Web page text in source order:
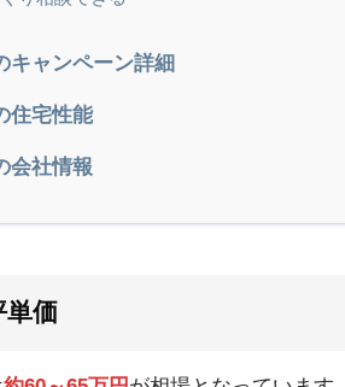
キャンペーン詳細
住宅性能
会社情報
単価